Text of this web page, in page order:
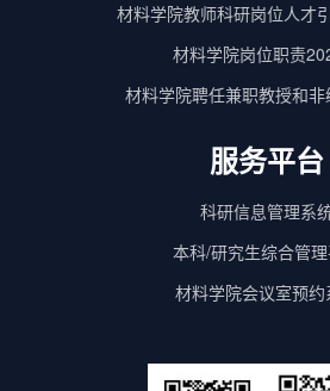
材料学院教师科研岗位人才
材料学院岗位职责
材料学院聘任兼职教授和
服务平台
科研信息管理系
本科/研究生综合管
材料学院会议室预约